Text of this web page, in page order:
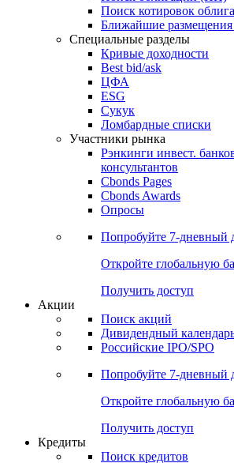
Облигации
Поиски
Поиск облигаций &
Поиск облигаций (ИИ)
Поиск котировок
Ближайшие размещения
Специальные разделы
Кривые доходности
Best bid/ask
ЦФА
ESG
Сукук
Ломбардные списки
Участники рынка
Рэнкинги инвест.
Cbonds Pages
Опросы
Попробуйте7-дневный
Откройте глобальную
Получить доступ
Поиск акций
Российские IPO/SPO
Попробуйте7-дневный
Откройте глобальную